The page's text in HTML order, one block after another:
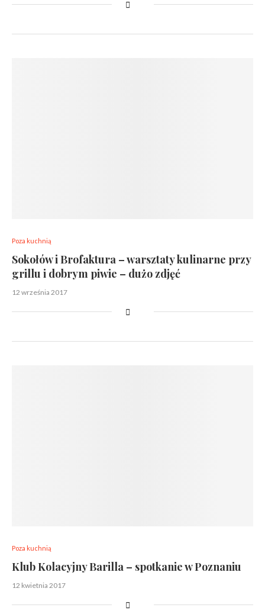
Poza kuchnią
Sokołów i Brofaktura – warsztaty kulinarne przy
grillu i dobrym piwie – dużo zdjęć
12 września 2017
Poza kuchnią
Klub Kolacyjny Barilla – spotkanie w Poznaniu
12 kwietnia 2017